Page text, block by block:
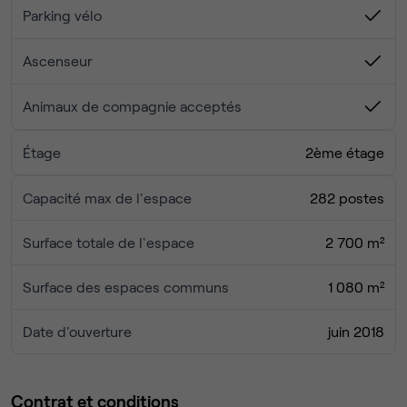
- Le dynamisme et la bonne humeur d'un gestionnaire
Gallieni (ligne 3), tramway T3bis, nombreuses lignes de
N'hésitez pas à me contacter via le formulaire pour
Parking vélo
Ascenseur
Animaux de compagnie acceptés
Étage 2ème étage
Capacité max de l'espace 282 postes
Surface totale de l'espace 2 700 m²
Surface des espaces communs 1 080 m²
Date d'ouverture juin 2018
Contrat et conditions